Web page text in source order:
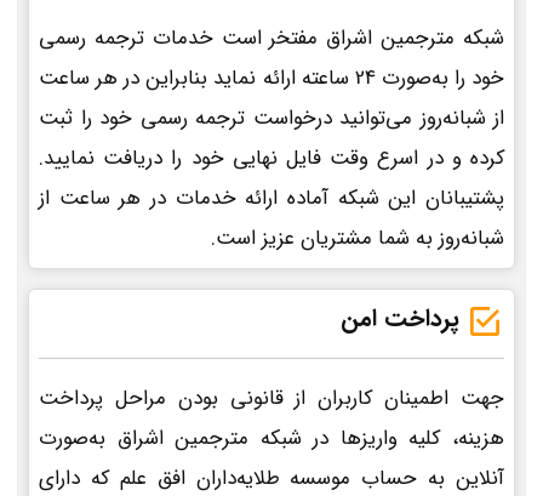
شبکه مترجمین اشراق مفتخر است خدمات ترجمه رسمی
خود را به‌صورت 24 ساعته ارائه نماید بنابراین در هر ساعت
از شبانه‌روز می‌توانید درخواست ترجمه رسمی خود را ثبت
کرده و در اسرع وقت فایل نهایی خود را دریافت نمایید.
پشتیبانان این شبکه آماده ارائه خدمات در هر ساعت از
شبانه‌روز به شما مشتریان عزیز است.
پرداخت امن
جهت اطمینان کاربران از قانونی بودن مراحل پرداخت
هزینه، کلیه واریزها در شبکه مترجمین اشراق به‌صورت
آنلاین به حساب موسسه طلایه‌داران افق علم که دارای